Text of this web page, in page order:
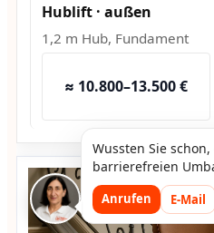
Hublift · außen
1,2 m Hub, Fundament
≈ 10.800–13.500 €
Wussten Sie
barrierefreien
Anrufen E-Mail